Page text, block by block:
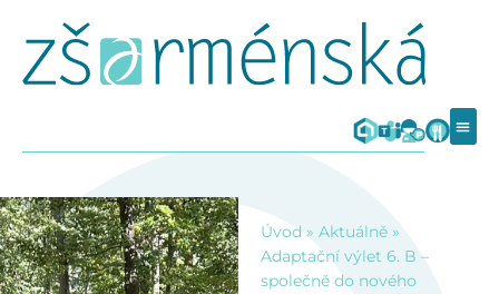
Úvod » Aktuálně»
Adaptační výlet 6. B –
společně do nového